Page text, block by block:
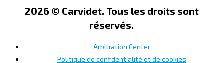
2026 © Carvidet. Tous les droits sont
réservés.
Arbitration Center
Politique de confidentialité et de cookies